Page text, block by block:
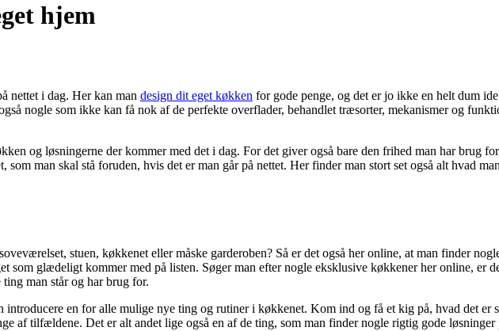
hjem
nettet i dag. Her kan man design dit eget køkken for gode penge, og det er jo ikke en helt dum
nogle som ikke kan få nok af de perfekte overflader, behandlet træsorter, mekanismer og
og løsningerne der kommer med det i dag. For det giver også bare den frihed man har brug
man skal stå foruden, hvis det er man går på nettet. Her finder man stort set også alt hvad
stuen, køkkenet eller måske garderoben? Så er det også her online, at man finder
som glædeligt kommer med på listen. Søger man efter nogle eksklusive køkkener her online, er
man står og har brug for.
en for alle mulige nye ting og rutiner i køkkenet. Kom ind og få et kig på, hvad det er
af tilfældene. Det er alt andet lige også en af de ting, som man finder nogle rigtig gode løsninger